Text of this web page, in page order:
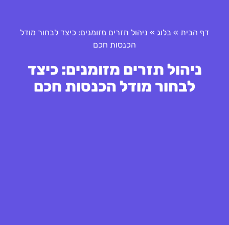
דף הבית » בלוג » ניהול תזרים מזומנים: כיצד לבחור מודל
הכנסות חכם
ניהול תזרים מזומנים: כיצד
לבחור מודל הכנסות חכם